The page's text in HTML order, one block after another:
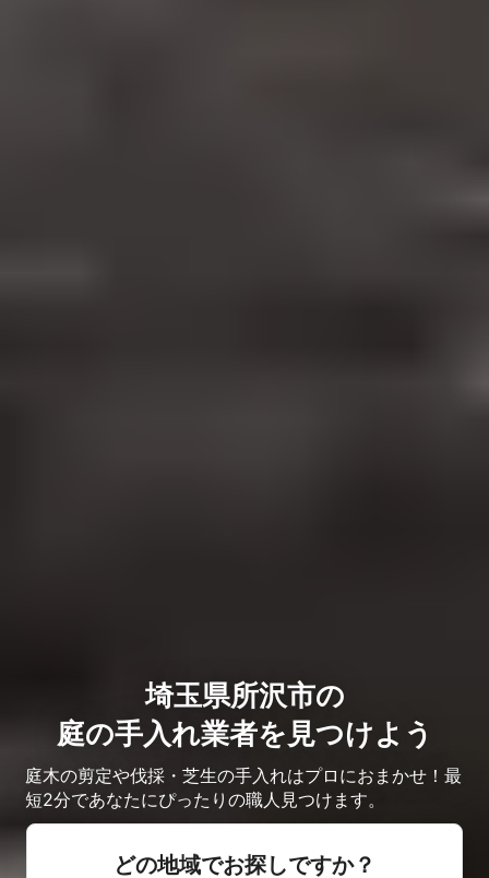
埼玉県所沢市の
庭の手入れ業者を見つけよう
庭木の剪定や伐採・芝生の手入れはプロにおまかせ！最
短2分であなたにぴったりの職人見つけます。
どの地域でお探しですか？